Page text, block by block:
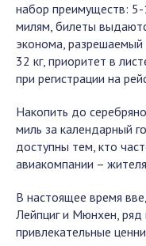
набор преимуществ: 5-
милям, билеты
эконома,
32 кг, приоритет в
при регистрации на
Накопить до
миль за календарный
доступны тем, кто
авиакомпании –
В настоящее время
Лейпциг и Мюнхен, ряд
привлекательные